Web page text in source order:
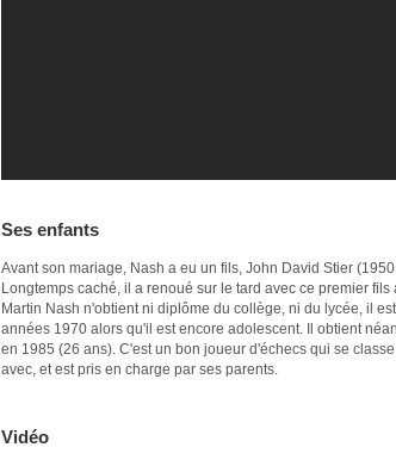
Ses enfants
Avant son mariage, Nash a eu un fils, John David Stier
Longtemps caché, il a renoué sur le tard avec ce premier
Martin Nash n'obtient ni diplôme du collège, ni du lycée, il
années 1970 alors qu'il est encore adolescent. Il obtient
en 1985 (26 ans). C'est un bon joueur d'échecs qui se
avec, et est pris en charge par ses parents.
Vidéo